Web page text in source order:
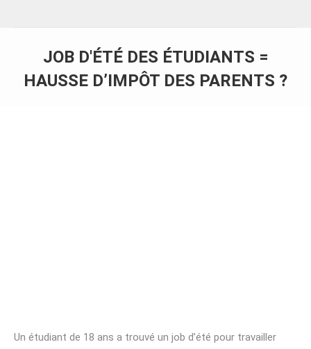
JOB D'ÉTÉ DES ÉTUDIANTS =
HAUSSE D’IMPÔT DES PARENTS ?
Un étudiant de 18 ans a trouvé un job d’été pour travailler